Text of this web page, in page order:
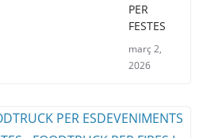
PER
FESTES
març 2,
2026